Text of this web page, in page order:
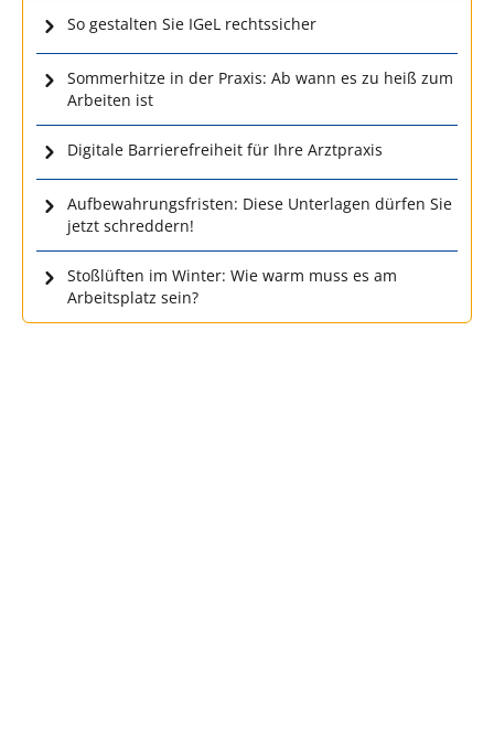
So gestalten Sie IGeL rechtssicher
Sommerhitze in der Praxis: Ab wann es zu heiß zum
Arbeiten ist
Digitale Barrierefreiheit für Ihre Arztpraxis
Aufbewahrungsfristen: Diese Unterlagen dürfen Sie
jetzt schreddern!
Stoßlüften im Winter: Wie warm muss es am
Arbeitsplatz sein?